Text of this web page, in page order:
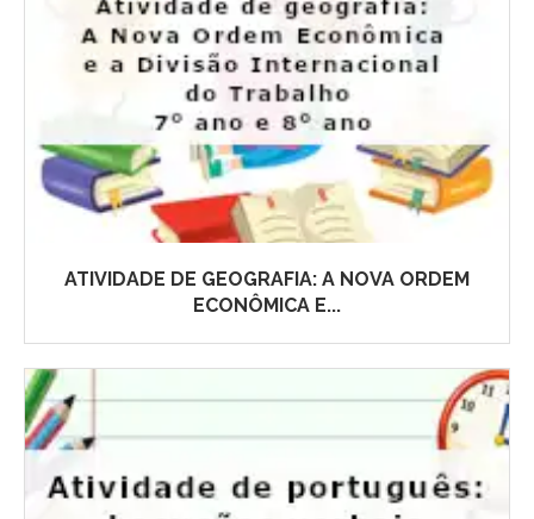
ATIVIDADE DE GEOGRAFIA: A NOVA ORDEM
ECONÔMICA E...